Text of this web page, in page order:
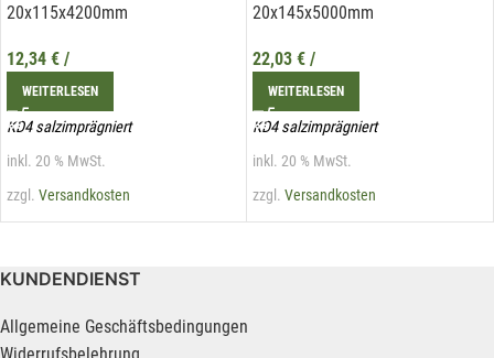
20x115x4200mm
12,34 € /
WEITERLESEN
KD4 salzimprägniert
inkl. 20 % MwSt.
zzgl. Versandkosten
20x145x5000mm
22,03 € /
WEITERLESEN
KD4 salzimprägniert
inkl. 20 % MwSt.
zzgl. Versandkosten
KUNDENDIENST
Allgemeine Geschäftsbedingungen